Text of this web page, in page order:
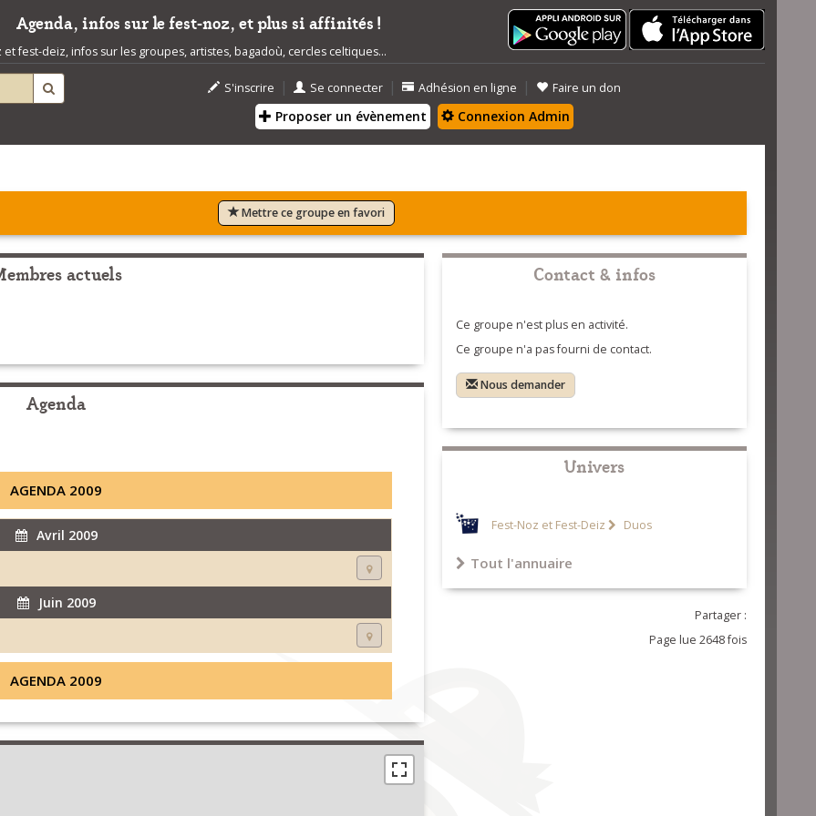
Agenda, infos sur le fest-noz, et plus si affinités !
fest-deiz, infos sur les groupes, artistes, bagadoù, cercles celtiques...
S'inscrire | Se connecter | Adhésion en ligne | Faire un don
Proposer un évènement Connexion Admin
Mettre ce groupe en favori
actuels
Agenda
AGENDA 2009
Avril 2009
Juin 2009
AGENDA 2009
Contact & infos
Ce groupe n'est plus en activité.
Ce groupe n'a pas fourni de contact.
Nous demander
Univers
Fest-Noz et Fest-Deiz Duos
Tout l'annuaire
Partager :
Page lue 2648 fois